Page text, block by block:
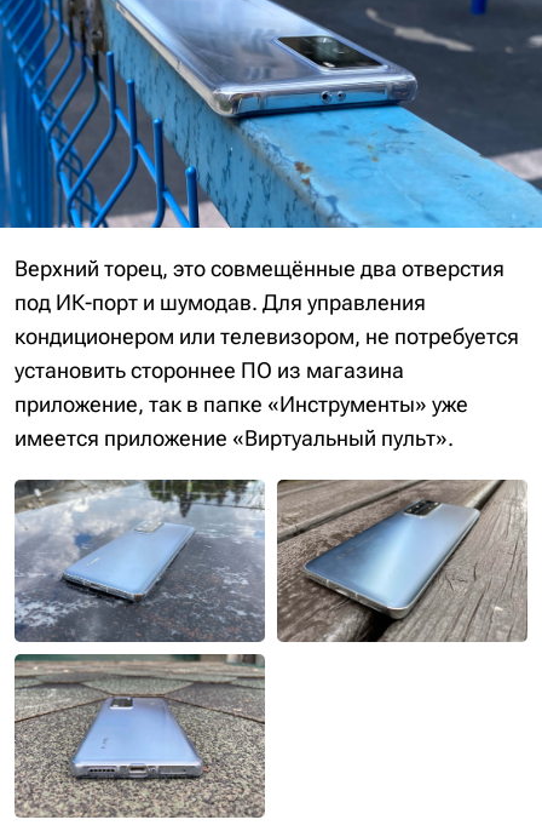
Верхний торец, это совмещённые два отверстия
под ИК-порт и шумодав. Для управления
кондиционером или телевизором, не потребуется
установить стороннее ПО из магазина
приложение, так в папке «Инструменты» уже
имеется приложение «Виртуальный пульт».